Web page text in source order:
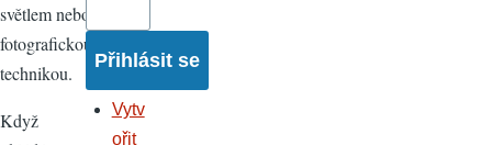
světlem nebo
fotografickou
technikou.
Když
Vytv
ořit